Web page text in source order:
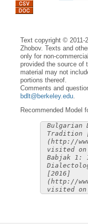
Text copyright © 2011-
Zhobov. Texts and
only for non-
provided the source of
material may not
portions thereof.
Comments and
bdlt@berkeley.edu.
Recommended Model
Bulgarian
Tradition
(http://
visited on
Babjak 1:
[2016]
(http://
visited on